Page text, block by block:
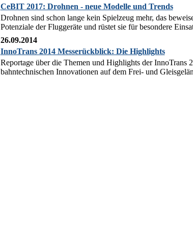
CeBIT 2017: Drohnen - neue Modelle und Trends
Drohnen sind schon lange kein Spielzeug mehr, das
Potenziale der Fluggeräte und rüstet sie für besondere
26.09.2014
InnoTrans 2014 Messerückblick: Die Highlights
Reportage über die Themen und Highlights der InnoTrans
bahntechnischen Innovationen auf dem Frei- und